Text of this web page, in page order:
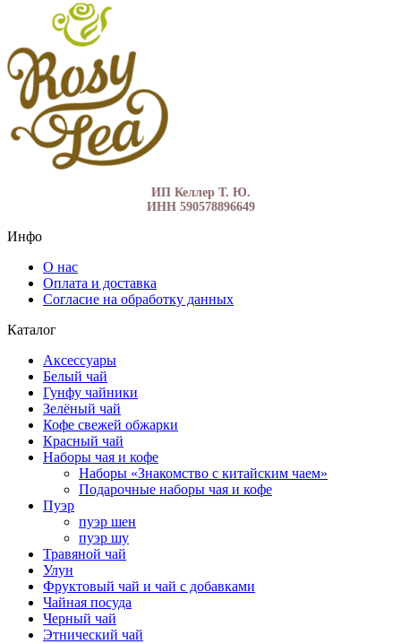
ИП Келлер Т. Ю.
ИНН 590578896649
Инфо
О нас
Оплата и доставка
Согласие на обработку данных
Каталог
Аксессуары
Белый чай
Гунфу чайники
Зелёный чай
Кофе свежей обжарки
Красный чай
Наборы чая и кофе
Наборы «Знакомство с китайским чаем»
Подарочные наборы чая и кофе
Пуэр
пуэр шен
пуэр шу
Травяной чай
Улун
Фруктовый чай и чай с добавками
Чайная посуда
Черный чай
Этнический чай